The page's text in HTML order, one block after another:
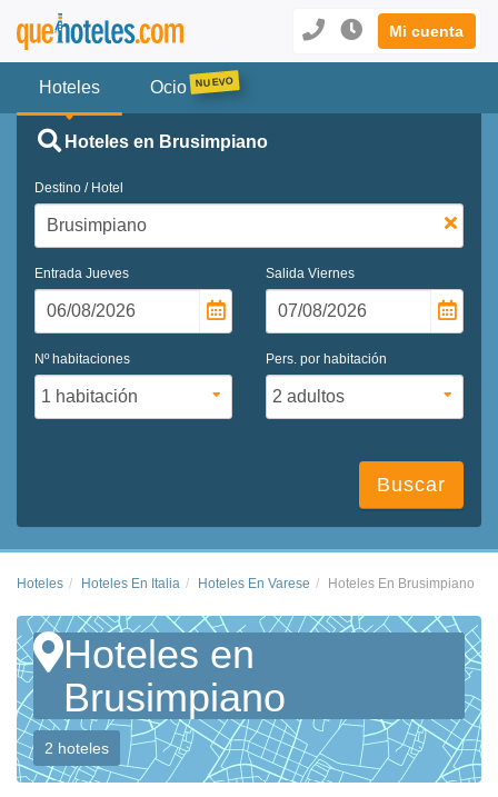
Mi cuenta
Hoteles Ocio
Hoteles en Brusimpiano
Destino / Hotel
Entrada Jueves Salida Viernes
Nº habitaciones Pers. por habitación
Buscar
Hoteles Hoteles En Italia Hoteles En Varese Hoteles En Brusimpiano
Hoteles en
Brusimpiano
2 hoteles